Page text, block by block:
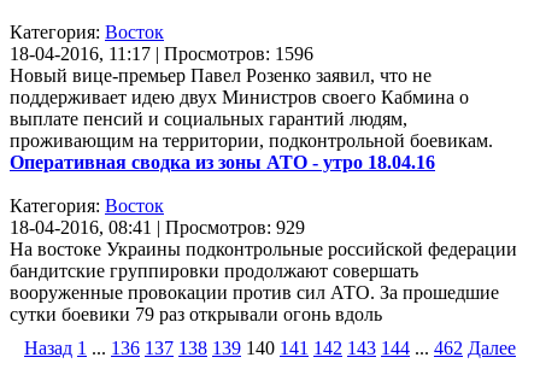
Категория: Восток
18-04-2016, 11:17 | Просмотров: 1596
Новый вице-премьер Павел Розенко заявил, что не
поддерживает идею двух Министров своего Кабмина о
выплате пенсий и социальных гарантий людям,
проживающим на территории, подконтрольной боевикам.
Оперативная сводка из зоны АТО - утро 18.04.16
Категория: Восток
18-04-2016, 08:41 | Просмотров: 929
На востоке Украины подконтрольные российской федерации
бандитские группировки продолжают совершать
вооруженные провокации против сил АТО. За прошедшие
сутки боевики 79 раз открывали огонь вдоль
Назад 1 ... 136 137 138 139 140 141 142 143 144 ... 462 Далее